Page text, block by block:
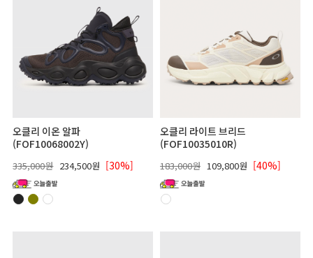
오클리 이온 알파
(FOF10068002Y)
335,000원 234,500원 [30%]
오클리 라이트 브리드
(FOF10035010R)
183,000원 109,800원 [40%]